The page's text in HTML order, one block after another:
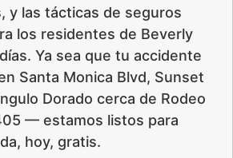
y las tácticas de seguros
los residentes de Beverly
Ya sea que tu accidente
Santa Monica Blvd, Sunset
Dorado cerca de Rodeo
— estamos listos para
hoy, gratis.